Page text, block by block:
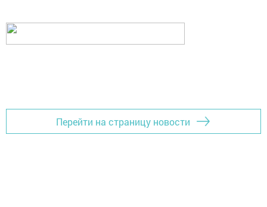
Перейти на страницу новости